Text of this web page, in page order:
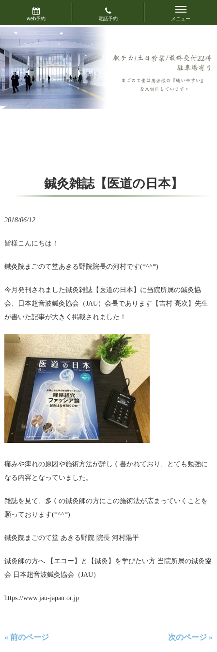
鍼灸雑誌【医道の日本】
2018/06/12
皆様こんにちは！
鍼灸院まごのて堂あきる野院院長の河村です(*^^*)
今月発刊されました鍼灸雑誌【医道の日本】に当院所属の鍼灸協
会、日本超音波鍼灸協会（JAU）会長であります【吉村 亮次】先生
が書いた記事が大きく掲載されました！
痛みや痺れの原因や施術方法が詳しく書かれており、とても勉強に
なる内容となっていました。
雑誌を見て、多くの鍼灸師の方にこの施術法が広まっていくことを
願っております(*^^*)
鍼灸院まごのて堂 あきる野院 院長 河村陽平
鍼灸師の方へ【エコー】と【鍼灸】を学びたい方当院所属の鍼灸協
会 日本超音波鍼灸協会（JAU）
https://www.jau-japan.or.jp
« 前のページ 次のページ »